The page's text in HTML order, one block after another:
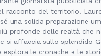
racconto del territorio.
una solida preparazione
profonde delle realtà che
si affaccia sullo splendido
esplora le cronache e le